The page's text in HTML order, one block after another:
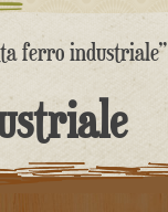
ferro industriale”